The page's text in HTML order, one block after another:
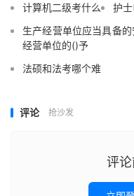
计算机二级考什么
护
生产经营单位应当具备
经营单位的()予
法硕和法考哪个难
评论 抢沙发
评论